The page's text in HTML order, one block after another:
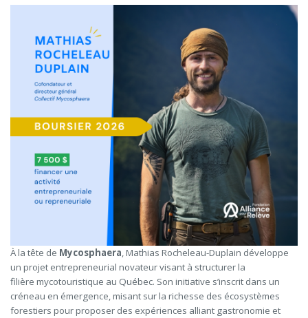
À la tête de Mycosphaera, Mathias Rocheleau-Duplain développe
un projet entrepreneurial novateur visant à structurer la
filière mycotouristique au Québec. Son initiative s’inscrit dans un
créneau en émergence, misant sur la richesse des écosystèmes
forestiers pour proposer des expériences alliant gastronomie et